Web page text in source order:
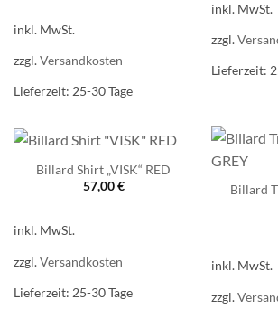
inkl. MwSt.
zzgl.Versandkosten
Lieferzeit: 25-30 Tage
inkl. MwSt.
zzgl.
Lieferzeit:
Billard Shirt „VISK“ RED
57,00€
inkl. MwSt.
zzgl.Versandkosten
Lieferzeit: 25-30 Tage
Billard
inkl. MwSt.
zzgl.